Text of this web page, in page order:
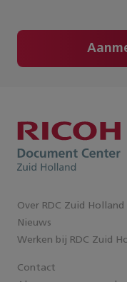
Over RDC Zuid Holland
Nieuws
Werken bij RDC Zuid
Contact